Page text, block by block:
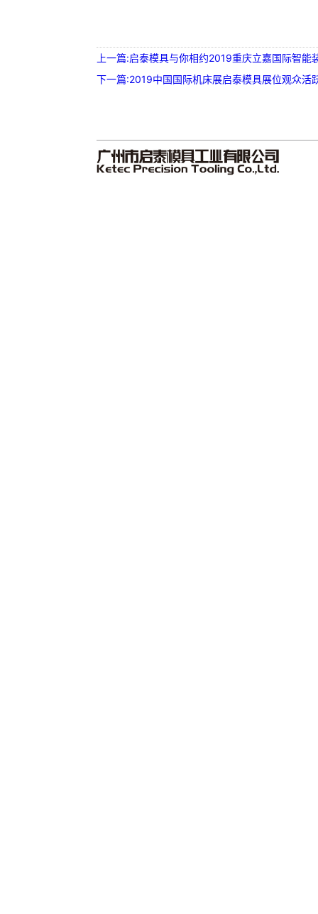
上一篇:启泰模具与你相约2019重庆立嘉国际智能
下一篇:2019中国国际机床展启泰模具展位观众活